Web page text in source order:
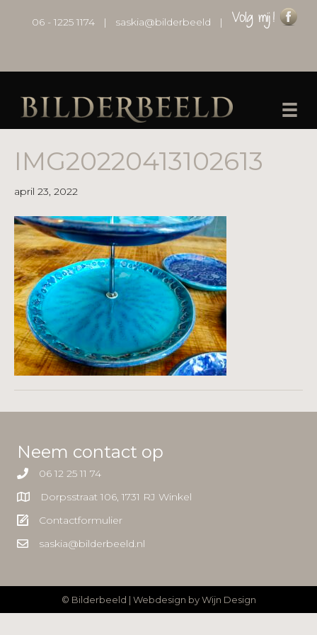
06 - 1225 1174 | saskia@bilderbeeld |
IMG20220413102613
april 23, 2022
Neem contact op
06 12 25 11 74
Dorpsstraat 106, 1731 RJ Winkel
Contactformulier
saskia@bilderbeeld.nl
© Bilderbeeld | Webdesign byWijn Design